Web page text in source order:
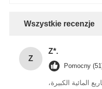
Wszystkie recenzje
Z
Z*.
Pomocny
المائية الكبيرة،